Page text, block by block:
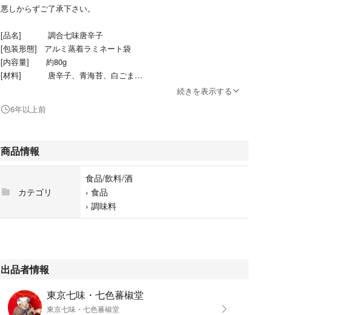
悪しからずご了承下さい。
[品名] 調合七味唐辛子
[包装形態] アルミ蒸着ラミネート袋
[内容量] 約80g
[材料] 唐辛子、青海苔、白ごま
[保存] 製品到着後、速やかに冷凍庫
続きを表示する
6年以上前
商品情報
カテゴリ
食品/飲料/酒
› 食品
› 調味料
出品者情報
東京七味・七色蕃椒堂
東京七味・七色蕃椒堂